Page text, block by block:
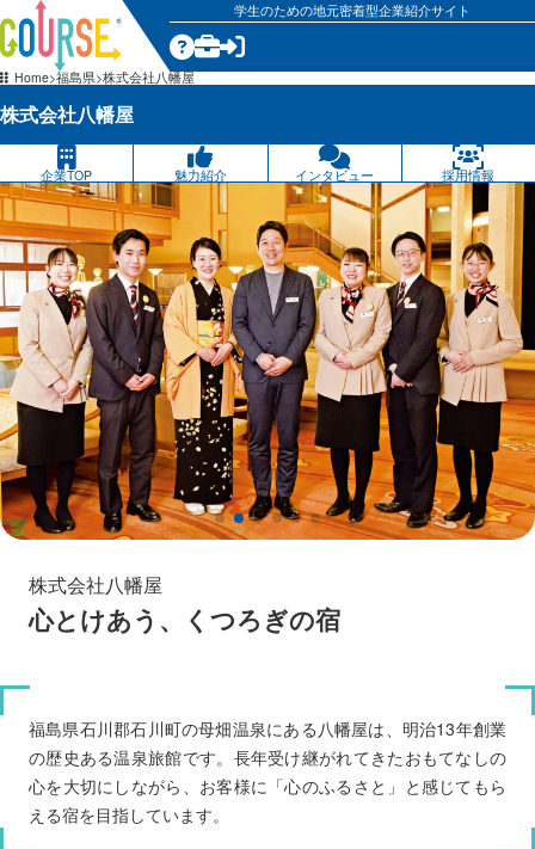
学生のための地元密着型企業紹介サイト
Home 福島県 株式会社八幡屋
株式会社八幡屋
企業TOP 魅力紹介 インタビュー 採用情報
株式会社八幡屋
心とけあう、くつろぎの宿
福島県石川郡石川町の母畑温泉にある八幡屋は、明治13年創業
の歴史ある温泉旅館です。長年受け継がれてきたおもてなしの
心を大切にしながら、お客様に「心のふるさと」と感じてもら
える宿を目指しています。